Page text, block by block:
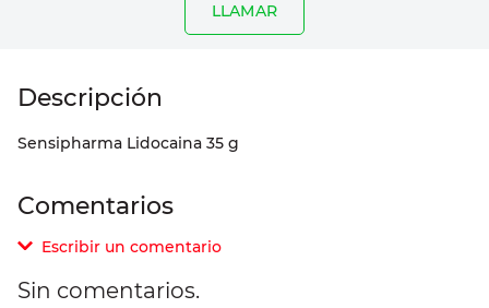
LLAMAR
Sensipharma Lidocaina 35 g
Comentarios
Escribir un comentario
Sin comentarios.